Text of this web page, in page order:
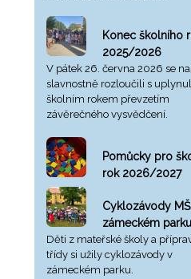
Konec školního
2025/2026
V pátek 26. června 2026 se
slavnostně rozloučili s
školním rokem převzetím
závěrečného vysvědčení.
Pomůcky pro
rok 2026/2027
Cyklozávody
zámeckém parku
Děti z mateřské školy a
třídy si užily cyklozávody v
zámeckém parku.